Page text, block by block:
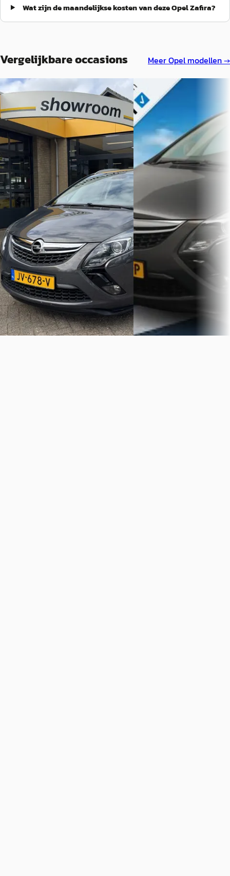
Wat zijn de maandelijkse kosten van deze Opel Zafira?
Vergelijkbare occasions MeerOpelmodellen →
Opel Zafira 2016
Tourer 1.4 Turbo 140PK Business+
7Pers Automaat Climate Control
Navi Camera
€ 12.895
v.a. € 273/mnd
Boven markt
2016 · 129.324 km · Benzine ·
Automaat
Garage van Uden· Den Dungen
Bekijk aanbieding →
Vergelijk
Opel Zafira
Tourer 1.4 Innovation 7p
€ 12.950
v.a. € 275/mnd
Boven markt
2016 · 147.245 km ·
Automaat
Occasionplein Groningen
Groningen
4,5(156
Bekijk aanbieding →
Vergelijk